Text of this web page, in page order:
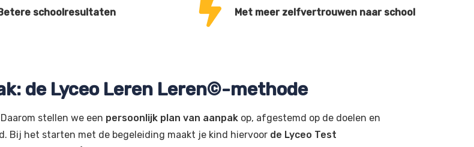
schoolresultaten Met meer zelfvertrouwen naar school
de Lyceo Leren Leren©-methode
stellen we een persoonlijk plan van aanpakop, afgestemd op de doelen en
Bij het starten met de begeleiding maakt je kind hiervoor de Lyceo Test